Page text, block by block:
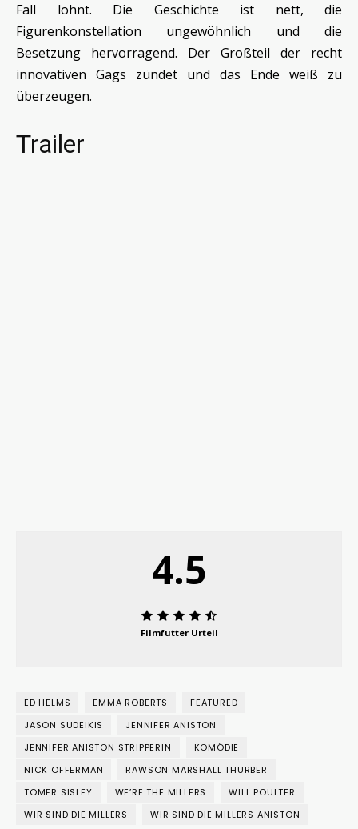
Fall lohnt. Die Geschichte ist nett, die
Figurenkonstellation ungewöhnlich und die
Besetzung hervorragend. Der Großteil der recht
innovativen Gags zündet und das Ende weiß zu
überzeugen.
Trailer
4.5
Filmfutter Urteil
ED HELMS EMMA ROBERTS
FEATURED
JASON SUDEIKIS
JENNIFER ANISTON
JENNIFER ANISTON STRIPPERIN
KOMÖDIE
NICK OFFERMAN
RAWSON MARSHALL THURBER
TOMER SISLEY
WE’RE THE MILLERS
WILL POULTER
WIR SIND DIE MILLERS
WIR SIND DIE MILLERS ANISTON